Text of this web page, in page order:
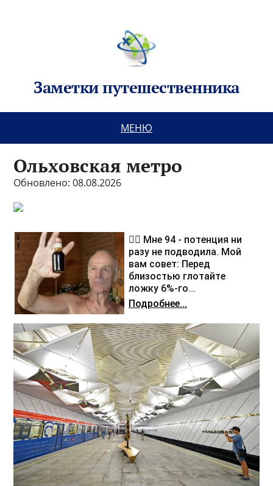
Заметки путешественника
МЕНЮ
Ольховская метро
Обновлено: 08.08.2026
❤️‍🔥 Мне 94 - потенция ни
разу не подводила. Мой
вам совет: Перед
близостью глотайте
ложку 6%-го...
Подробнее...